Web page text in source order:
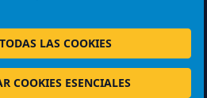
LAS COOKIES
COOKIES ESENCIALES